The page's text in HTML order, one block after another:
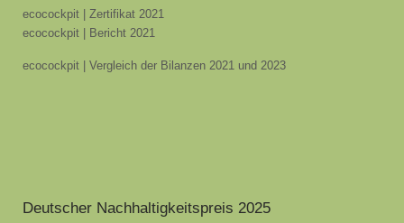
ecocockpit | Zertifikat 2021
ecocockpit | Bericht 2021
ecocockpit | Vergleich der Bilanzen 2021 und 2023
Deutscher Nachhaltigkeitspreis 2025